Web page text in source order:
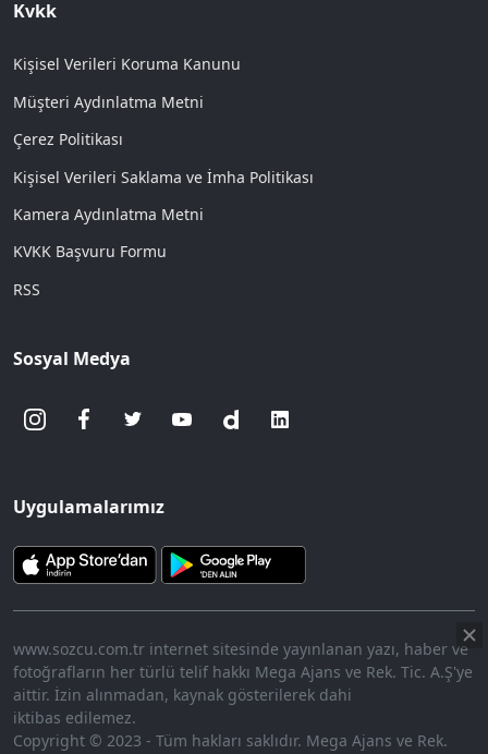
Kvkk
Kişisel Verileri Koruma Kanunu
Müşteri Aydınlatma Metni
Çerez Politikası
Kişisel Verileri Saklama ve İmha Politikası
Kamera Aydınlatma Metni
KVKK Başvuru Formu
RSS
Sosyal Medya
Uygulamalarımız
www.sozcu.com.tr internet sitesinde yayınlanan yazı, haber ve
fotoğrafların her türlü telif hakkı Mega Ajans ve Rek. Tic. A.Ş'ye
aittir. İzin alınmadan, kaynak gösterilerek dahi
iktibas edilemez.
Copyright © 2023 - Tüm hakları saklıdır. Mega Ajans ve Rek.